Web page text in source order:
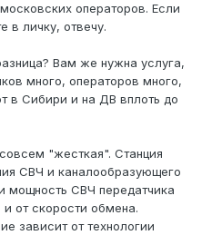
операторов. Если
в личку, отвечу.
Вам же нужна услуга,
много, операторов много,
в Сибири и на ДВ вплоть до
"жесткая". Станция
СВЧ и каналообразующего
мощность СВЧ передатчика
и от скорости обмена.
зависит от технологии